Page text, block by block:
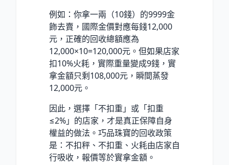
例如：你拿一兩（10錢）的9999金
飾去賣，國際金價對應每錢12,000
元，正確的回收總額應為
12,000×10=120,000元。但如果店家
扣10%火耗，實際重量變成9錢，實
拿金額只剩108,000元，瞬間蒸發
12,000元。
因此，選擇「不扣重」或「扣重
≤2%」的店家，才是真正保障自身
權益的做法。巧品珠寶的回收政策
是：不扣秤、不扣重、火耗由店家自
行吸收，報價等於實拿金額。